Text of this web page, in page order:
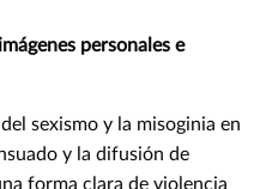
personales e
sexismo y la misoginia en
y la difusión de
forma clara de violencia